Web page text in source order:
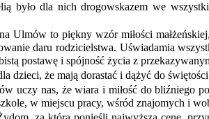
było dla nich drogowskazem we
Ulmów to piękny wzór miłości
daru rodzicielstwa. Uświadamia
postawę i spójność życia z
dzieci, że mają dorastać i dążyć do
uczy nas, że wiara i miłość do bliźniego
w miejscu pracy, wśród znajomych i